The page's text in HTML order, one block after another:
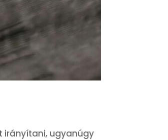
irányítani, ugyanúgy